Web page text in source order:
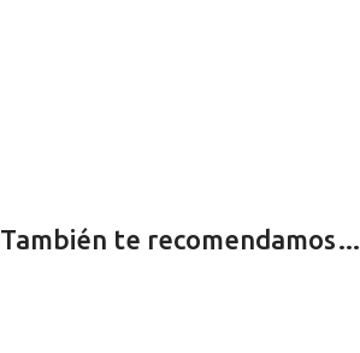
También te recomendamos…